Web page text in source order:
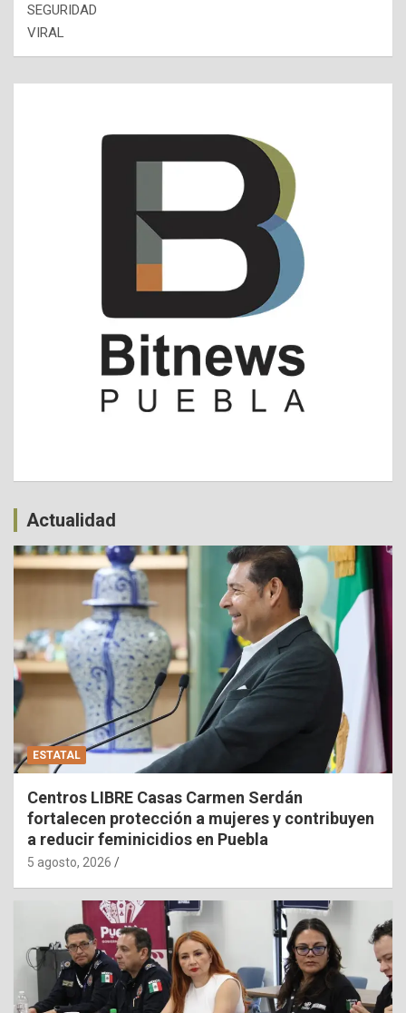
SEGURIDAD
VIRAL
Actualidad
ESTATAL
Centros LIBRE Casas Carmen Serdán
fortalecen protección a mujeres y contribuyen
a reducir feminicidios en Puebla
5 agosto, 2026